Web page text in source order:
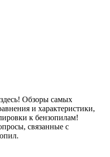
Обзоры самых
и характеристики,
к бензопилам!
связанные с